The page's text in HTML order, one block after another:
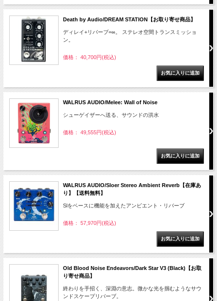
Death by Audio/DREAM STATION【お取り寄せ商品】
ディレイ+リバーブ=∞。 ステレオ空間トランスミッショ
ン。
価格： 40,700円(税込)
WALRUS AUDIO/Melee: Wall of Noise
シューゲイザーへ送る、サウンドの洪水
価格： 49,555円(税込)
WALRUS AUDIO/Sloer Stereo Ambient Reverb【在庫あ
り】【送料無料】
Slをベースに機能を加えたアンビエント・リバーブ
価格： 57,970円(税込)
Old Blood Noise Endeavors/Dark Star V3 (Black)【お取
り寄せ商品】
終わりを手招く、深淵の意志。微かな光を掴むようなサウ
ンドスケープリバーブ。